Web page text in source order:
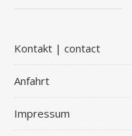
Kontakt | contact
Anfahrt
Impressum